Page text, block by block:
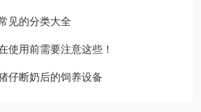
见的分类大全
使用前需要注意这些！
仔断奶后的饲养设备